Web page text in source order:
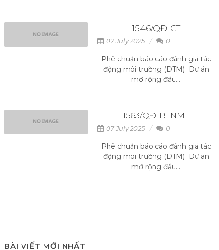
1546/QĐ-CT
07 July 2025 0
Phê chuẩn báo cáo đánh giá tác
động môi trường (DTM) Dự án
mở rộng đầu...
1563/QĐ-BTNMT
07 July 2025 0
Phê chuẩn báo cáo đánh giá tác
động môi trường (DTM) Dự án
mở rộng đầu...
BÀI VIẾT MỚI NHẤT